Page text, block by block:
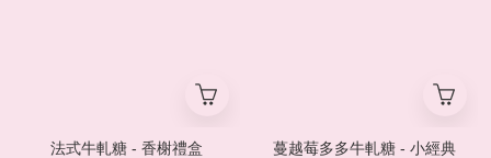
法式牛軋糖 - 香榭禮盒
蔓越莓多多牛軋糖 - 小經典